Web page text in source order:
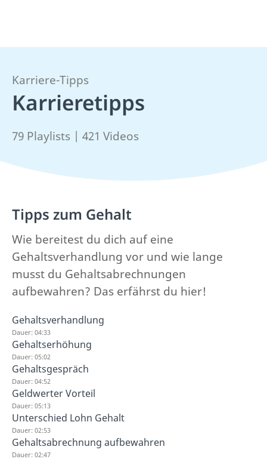
Karriere-Tipps
Karrieretipps
79 Playlists | 421 Videos
Tipps zum Gehalt
Wie bereitest du dich auf eine
Gehaltsverhandlung vor und wie lange
musst du Gehaltsabrechnungen
aufbewahren? Das erfährst du hier!
Gehaltsverhandlung
Dauer: 04:33
Gehaltserhöhung
Dauer: 05:02
Gehaltsgespräch
Dauer: 04:52
Geldwerter Vorteil
Dauer: 05:13
Unterschied Lohn Gehalt
Dauer: 02:53
Gehaltsabrechnung aufbewahren
Dauer: 02:47